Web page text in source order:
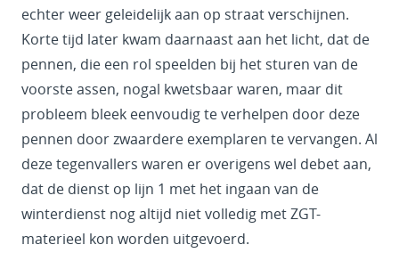
echter weer geleidelijk aan op straat verschijnen.
Korte tijd later kwam daarnaast aan het licht, dat de
pennen, die een rol speelden bij het sturen van de
voorste assen, nogal kwetsbaar waren, maar dit
probleem bleek eenvoudig te verhelpen door deze
pennen door zwaardere exemplaren te vervangen. Al
deze tegenvallers waren er overigens wel debet aan,
dat de dienst op lijn 1 met het ingaan van de
winterdienst nog altijd niet volledig met ZGT-
materieel kon worden uitgevoerd.